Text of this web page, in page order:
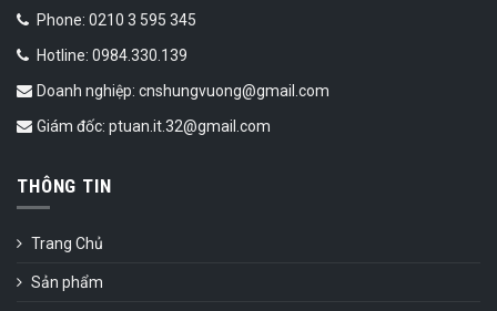
Phone: 0210 3 595 345
Hotline: 0984.330.139
Doanh nghiệp: cnshungvuong@gmail.com
Giám đốc: ptuan.it.32@gmail.com
THÔNG TIN
Trang Chủ
Sản phẩm